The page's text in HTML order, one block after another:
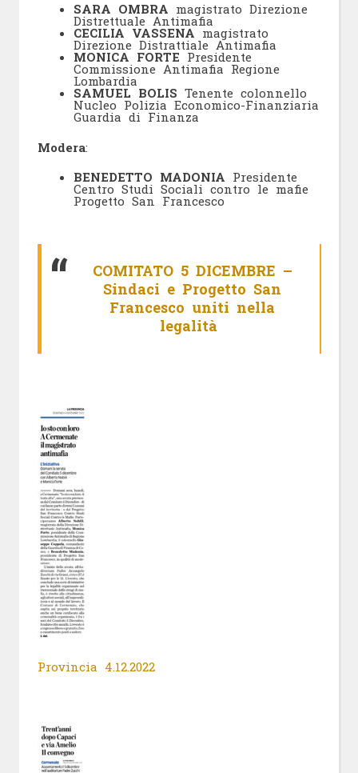
SARA OMBRA magistrato Direzione
Distrettuale Antimafia
CECILIA VASSENA magistrato
Direzione Distrattiale Antimafia
MONICA FORTE Presidente
Commissione Antimafia Regione
Lombardia
SAMUEL BOLIS Tenente colonnello
Nucleo Polizia Economico-Finanziaria
Guardia di Finanza
Modera:
BENEDETTO MADONIA Presidente
Centro Studi Sociali contro le mafie
Progetto San Francesco
COMITATO 5 DICEMBRE –
Sindaci e Progetto San
Francesco uniti nella
legalità
Provincia 4.12.2022